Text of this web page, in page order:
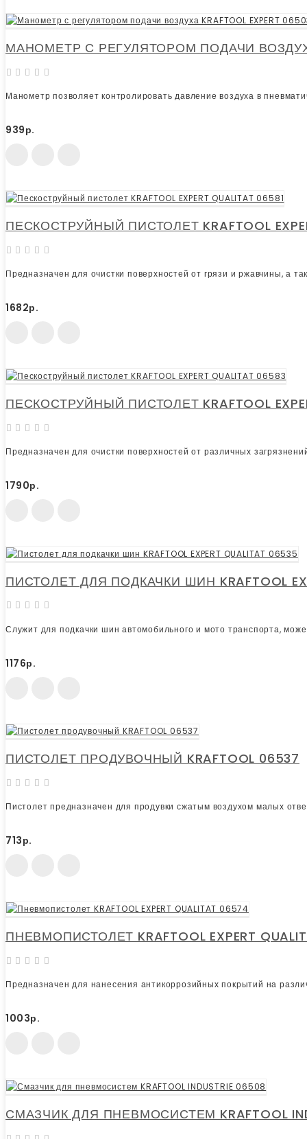
МАНОМЕТР С РЕГУЛЯТОРОМ ПОДАЧИ ВОЗДУХА
Манометр позволяет контролировать давление воздуха в
939р.
ПЕСКОСТРУЙНЫЙ ПИСТОЛЕТ KRAFTOOL
Предназначен для очистки поверхностей от грязи и ржавчины, а
1682р.
ПЕСКОСТРУЙНЫЙ ПИСТОЛЕТ KRAFTOOL
Предназначен для очистки поверхностей от различных
1790р.
ПИСТОЛЕТ ДЛЯ ПОДКАЧКИ ШИН KRAFTOOL
Служит для подкачки шин автомобильного и мото транспорта,
1176р.
ПИСТОЛЕТ ПРОДУВОЧНЫЙ KRAFTOOL 06537
Пистолет предназначен для продувки сжатым воздухом малых
713р.
ПНЕВМОПИСТОЛЕТ KRAFTOOL EXPERT
Предназначен для нанесения антикоррозийных покрытий на
1003р.
СМАЗЧИК ДЛЯ ПНЕВМОСИСТЕМ KRAFTOOL